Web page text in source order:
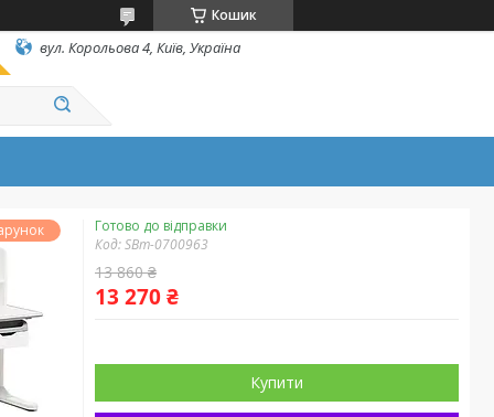
Кошик
вул. Корольова 4, Київ, Україна
Готово до відправки
Код:SBm-0700963
13 860 ₴
13 270 ₴
Купити